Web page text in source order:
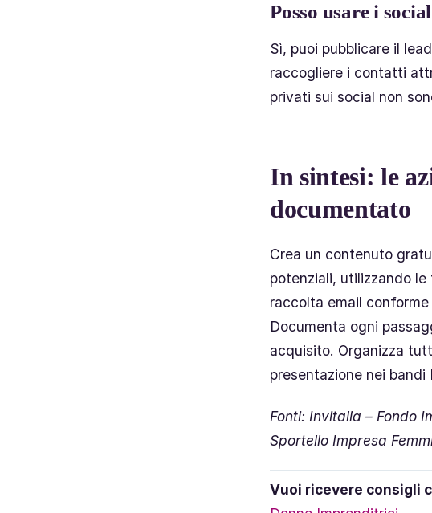
Posso usare i
Sì, puoi pubblicare il
raccogliere i contatti
privati sui social non
In sintesi: le
documentato
Crea un contenuto
potenziali, utilizzando
raccolta email
Documenta ogni
acquisito. Organizza
presentazione nei bandi
Fonti: Invitalia – Fondo
Sportello Impresa
Vuoi ricevere consigli